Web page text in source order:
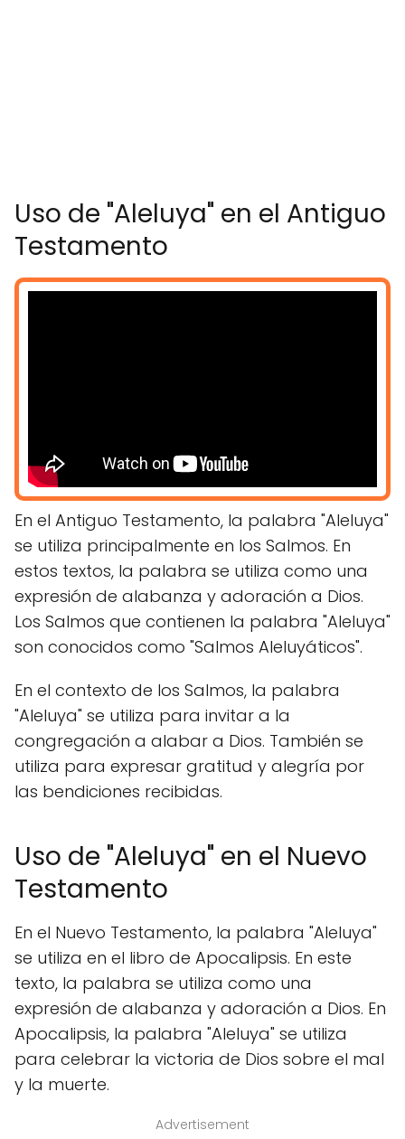
Uso de "Aleluya" en el Antiguo
Testamento
En el Antiguo Testamento, la palabra "Aleluya"
se utiliza principalmente en los Salmos. En
estos textos, la palabra se utiliza como una
expresión de alabanza y adoración a Dios.
Los Salmos que contienen la palabra "Aleluya"
son conocidos como "Salmos Aleluyáticos".
En el contexto de los Salmos, la palabra
"Aleluya" se utiliza para invitar a la
congregación a alabar a Dios. También se
utiliza para expresar gratitud y alegría por
las bendiciones recibidas.
Uso de "Aleluya" en el Nuevo
Testamento
En el Nuevo Testamento, la palabra "Aleluya"
se utiliza en el libro de Apocalipsis. En este
texto, la palabra se utiliza como una
expresión de alabanza y adoración a Dios. En
Apocalipsis, la palabra "Aleluya" se utiliza
para celebrar la victoria de Dios sobre el mal
y la muerte.
Advertisement